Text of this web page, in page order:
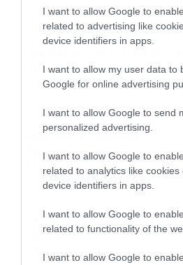
I want to allow Google to
related to advertising like
device identifiers in apps.
I want to allow my user data to
Google for online advertising
I want to allow Google to send
personalized advertising.
I want to allow Google to
related to analytics like cookies
device identifiers in apps.
I want to allow Google to
related to functionality of the
I want to allow Google to
08/08/2026 08:25
Πορτογαλία και τη Β’
Γερμανίας με πολλές
το ΠΑΜΕ ΣΤΟΙΧΗΜΑ
Καιρός 6-8: Ανεβαίνει η
θερμοκρασία, 40άρια το
Σαββατοκύριακο… (vid)
06/08/2026 22:00
ΠΑΟΚ-Άντερλεχτ με σούπερ
προσφορά* και